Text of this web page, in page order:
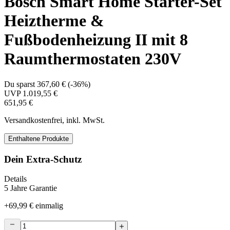
Heiztherme &
Fußbodenheizung II mit 8
Raumthermostaten 230V
Du sparst 367,60 € (-36%)
UVP 1.019,55 €
651,95 €
Versandkostenfrei, inkl. MwSt.
Enthaltene Produkte
Dein Extra-Schutz
Details
5 Jahre Garantie
+69,99 € einmalig